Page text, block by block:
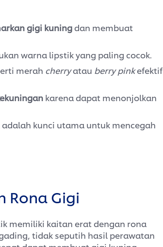
gigi kuningdan membuat
warna lipstik yang paling cocok.
merah cherryatau berry pinkefektif
karena dapat menonjolkan
kunci utama untuk mencegah
Rona Gigi
memiliki kaitan erat dengan rona
tidak seputih hasil perawatan